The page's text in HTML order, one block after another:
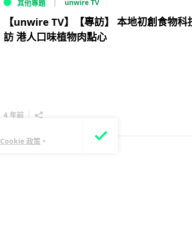
Cookie 政策 。
其他專題 unwire TV
【unwire TV】【專訪】 本地初創食物科
訪 港人口味植物肉點心
4 年前